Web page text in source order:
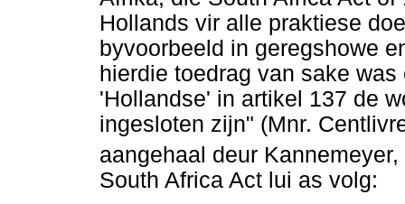
Hollands vir alle praktiese
byvoorbeeld in geregshowe
hierdie toedrag van sake
'Hollandse' in artikel 137 de
ingesloten zijn" (Mnr.
aangehaal deur
South Africa Act lui as volg: